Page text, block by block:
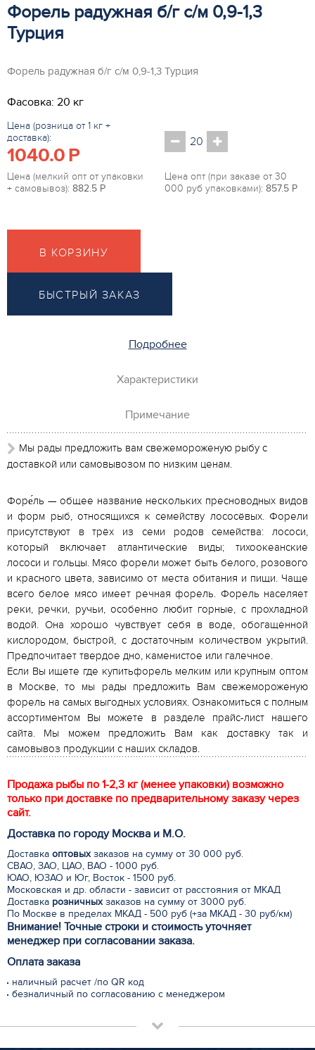
Форель радужная б/г с/м 0,9-1,3
Турция
Форель радужная б/г с/м 0,9-1,3 Турция
Фасовка: 20 кг
Цена (розница от 1 кг +
доставка):
1040.0P
Цена (мелкий опт от упаковки
+ самовывоз): 882.5 P
Цена опт (при заказе от 30
000 руб упаковками): 857.5 P
В КОРЗИНУ
БЫСТРЫЙ ЗАКАЗ
Подробнее
Характеристики
Примечание
Мы рады предложить вам свежемороженую рыбу с
доставкой или самовывозом по низким ценам.
Форе́ль — общее название нескольких пресноводных видов
и форм рыб, относящихся к семейству лососёвых. Форели
присутствуют в трёх из семи родов семейства: лососи,
который включает атлантические виды; тихоокеанские
лососи и гольцы. Мясо форели может быть белого, розового
и красного цвета, зависимо от места обитания и пищи. Чаще
всего белое мясо имеет речная форель. Форель населяет
реки, речки, ручьи, особенно любит горные, с прохладной
водой. Она хорошо чувствует себя в воде, обогащенной
кислородом, быстрой, с достаточным количеством укрытий.
Предпочитает твердое дно, каменистое или галечное.
Если Вы ищете где купитьфорель мелким или крупным оптом
в Москве, то мы рады предложить Вам свежемороженую
форель на самых выгодных условиях. Ознакомиться с полным
ассортиментом Вы можете в разделе прайс-лист нашего
сайта. Мы можем предложить Вам как доставку так и
самовывоз продукции с наших складов.
Продажа рыбы по 1-2,3 кг (менее упаковки) возможно
только при доставке по предварительному заказу через
сайт.
Доставка по городу Москва и М.О.
Доставка оптовыхзаказов на сумму от 30 000 руб.
СВАО, ЗАО, ЦАО, ВАО - 1000 руб.
ЮАО, ЮЗАО и Юг, Восток - 1500 руб.
Московская и др. области - зависит от расстояния от МКАД
Доставка розничныхзаказов на сумму от 3000 руб.
По Москве в пределах МКАД - 500 руб (+за МКАД - 30 руб/км)
Внимание! Точные строки и стоимость уточняет
менеджер при согласовании заказа.
Оплата заказа
наличный расчет /по QR код
безналичный по согласованию с менеджером